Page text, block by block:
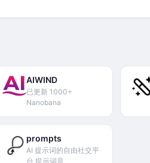
AIWIND
已更新 1000+
Nanobana
prompts
AI 提示词的自由社交平
台 提示词是